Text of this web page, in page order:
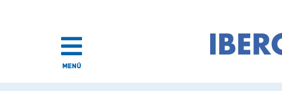
MENÚ